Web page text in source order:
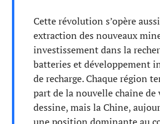
Cette révolution s’opère
extraction des nouveaux
investissement dans la
batteries et développement
de recharge. Chaque région
part de la nouvelle chaîne de
dessine, mais la Chine,